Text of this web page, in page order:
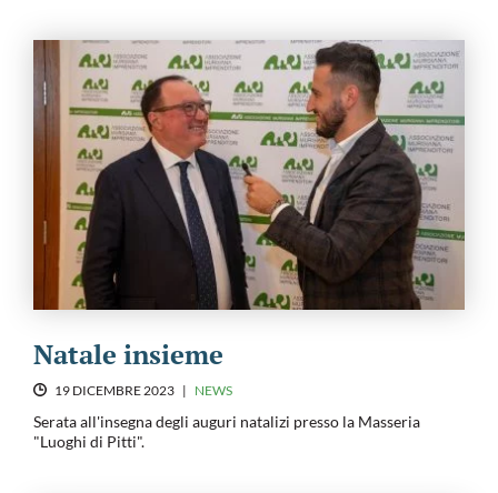
Natale insieme
19 DICEMBRE 2023 | NEWS
Serata all'insegna degli auguri natalizi presso la Masseria
"Luoghi di Pitti".